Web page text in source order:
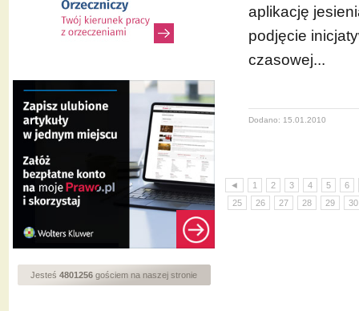
aplikację
podjęcie
czasowej...
Dodano: 15.01.2010
◄ 1 2 3 4 5
6
25
26 27 28 29 30
Jesteś 4801256 gościem na naszej stronie